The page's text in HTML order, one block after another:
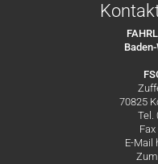
70825
Tel.
E-Mail
Zum